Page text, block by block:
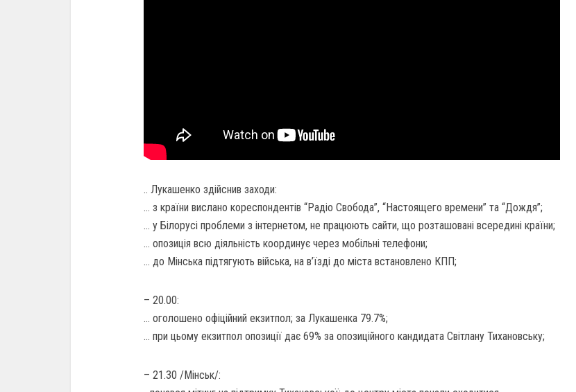
.. Лукашенко здійснив заходи:
… з країни вислано кореспондентів “Радіо Свобода”, “Настоящего времени” та “Дождя”;
… у Білорусі проблеми з інтернетом, не працюють сайти, що розташовані всередині країни;
… опозиція всю діяльність координує через мобільні телефони;
… до Мінська підтягують війська, на в’їзді до міста встановлено КПП;
– 20.00:
… оголошено офіційний екзитпол; за Лукашенка 79.7%;
… при цьому екзитпол опозиції дає 69% за опозиційного кандидата Світлану Тихановську;
– 21.30 /Мінськ/: